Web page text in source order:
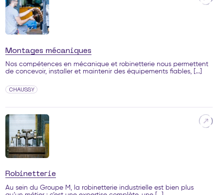
Montages mécaniques
Nos compétences en mécanique et robinetterie nous permettent
de concevoir, installer et maintenir des équipements fiables, [...]
CHAUSSY
Robinetterie
Au sein du Groupe M, la robinetterie industrielle est bien plus